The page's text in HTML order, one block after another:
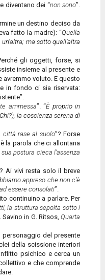
diventano dei “non sono”.
un destino deciso da
fatto la madre): “Quella
ma sotto quell’altra
gli oggetti, forse, si
insieme al presente e
voluto. E questo
in fondo ci sia riservata:
ammessa”. “È proprio in
la coscienza serena di
città rase al suolo”? Forse
la parola che ci allontana
postura cieca l’assenza
Ai vivi resta solo il breve
appreso che non c’è
essere consolati”.
continuino a parlare. Per
la struttura sepolta sotto i
Savino in G. Ritsos, Quarta
personaggio del presente
della scissione interiori
psichico e cerca un
e che comprende